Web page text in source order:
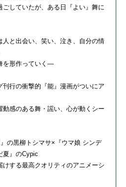
していたが、ある日『よい』舞に
人と出会い、笑い、泣き、自分の情
を形作っていく―
刊行の衝撃的『能』漫画がついにア
動感のある舞・謡い、心が動くシー
の黒柳トシマサ×『ウマ娘 シンデ
夏』のCypic
けする最高クオリティのアニメーシ